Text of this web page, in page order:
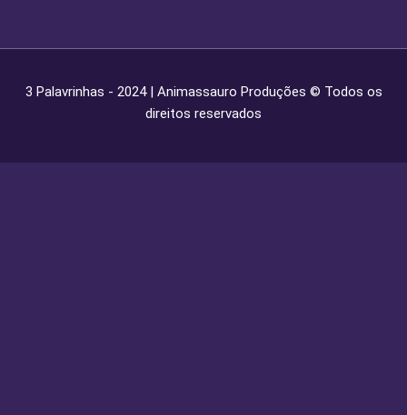
3 Palavrinhas - 2024 | Animassauro Produções © Todos os
direitos reservados